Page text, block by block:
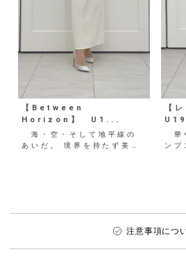
【Between
Horizon】 U1...
海・空・そして地平線の
あいだ。 境界を持たず美し
【
華
ンプ
ム
注意事項につ